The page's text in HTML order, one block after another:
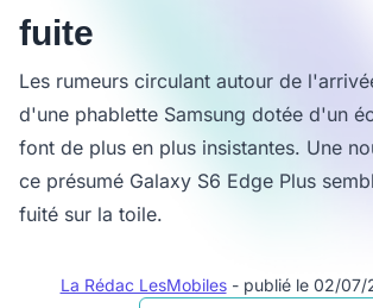
fuite
Les rumeurs circulant autour de
d'une phablette Samsung dotée d'un
font de plus en plus insistantes. Une
ce présumé Galaxy S6 Edge Plus
fuité sur la toile.
La Rédac LesMobiles - publié le 02/07/